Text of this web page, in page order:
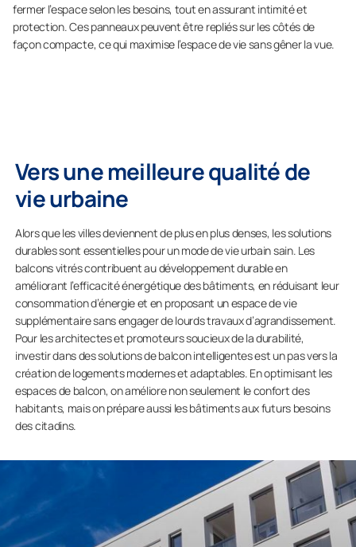
fermer l’espace selon les besoins, tout en assurant intimité et
protection. Ces panneaux peuvent être repliés sur les côtés de
façon compacte, ce qui maximise l’espace de vie sans gêner la vue.
Vers une meilleure qualité de
vie urbaine
Alors que les villes deviennent de plus en plus denses, les solutions
durables sont essentielles pour un mode de vie urbain sain. Les
balcons vitrés contribuent au développement durable en
améliorant l’efficacité énergétique des bâtiments, en réduisant leur
consommation d’énergie et en proposant un espace de vie
supplémentaire sans engager de lourds travaux d’agrandissement.
Pour les architectes et promoteurs soucieux de la durabilité,
investir dans des solutions de balcon intelligentes est un pas vers la
création de logements modernes et adaptables. En optimisant les
espaces de balcon, on améliore non seulement le confort des
habitants, mais on prépare aussi les bâtiments aux futurs besoins
des citadins.